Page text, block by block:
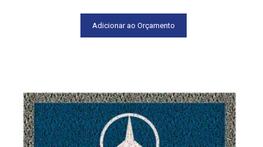
Adicionar ao Orçamento